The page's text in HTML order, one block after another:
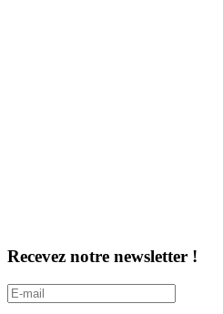
Recevez notre newsletter !